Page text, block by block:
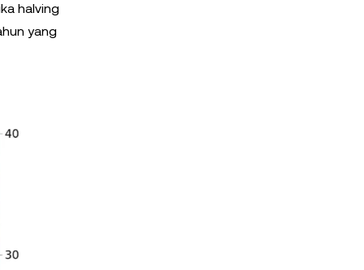
halving
yang